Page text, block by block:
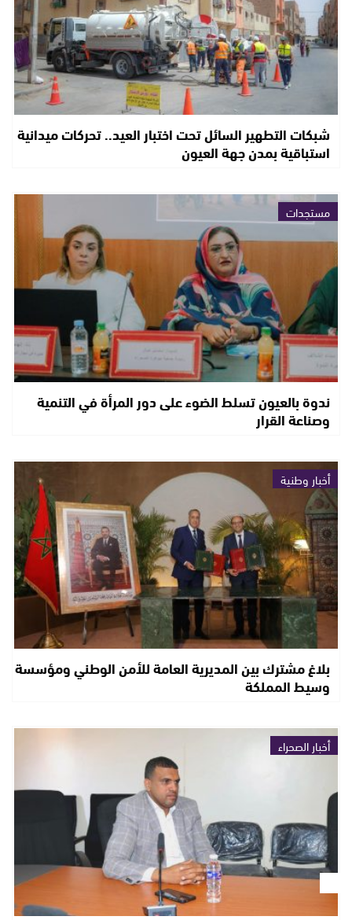
شبكات التطهير السائل تحت اختبار العيد.. تحركات ميدانية
استباقية بمدن جهة العيون
مستجدات
ندوة بالعيون تسلط الضوء على دور المرأة في التنمية
وصناعة القرار
أخبار وطنية
بلاغ مشترك بين المديرية العامة للأمن الوطني ومؤسسة
وسيط المملكة
أخبار الصحراء